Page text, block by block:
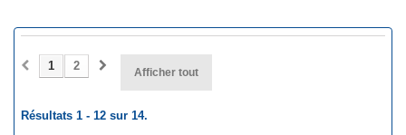
Afficher tout
1 2
Résultats 1 - 12 sur 14.